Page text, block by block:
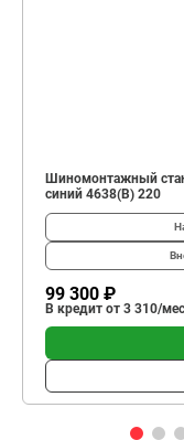
Шиномонтажный
синий 4638(B) 220
99 300 ₽
В кредит от 3 310/мес